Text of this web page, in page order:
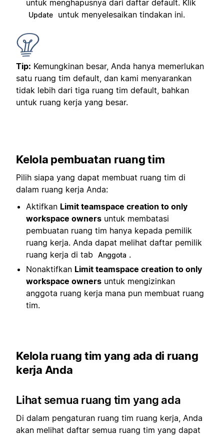
untuk menghapusnya dari daftar default. Klik
Update untuk menyelesaikan tindakan ini.
Tip: Kemungkinan besar, Anda hanya memerlukan
satu ruang tim default, dan kami menyarankan
tidak lebih dari tiga ruang tim default, bahkan
untuk ruang kerja yang besar.
Kelola pembuatan ruang tim
Pilih siapa yang dapat membuat ruang tim di
dalam ruang kerja Anda:
Aktifkan Limit teamspace creation to only
workspace owners untuk membatasi
pembuatan ruang tim hanya kepada pemilik
ruang kerja. Anda dapat melihat daftar pemilik
ruang kerja di tab
Anggota .
Nonaktifkan Limit teamspace creation to only
workspace owners untuk mengizinkan
anggota ruang kerja mana pun membuat ruang
tim.
Kelola ruang tim yang ada di ruang
kerja Anda
Lihat semua ruang tim yang ada
Di dalam pengaturan ruang tim ruang kerja, Anda
akan melihat daftar semua ruang tim yang dapat